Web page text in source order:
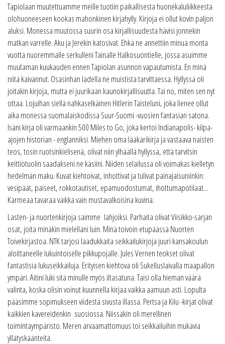
Tapiolaan muutettuamme meille tuotiin paikallisesta huonekaluliikkeestä
olohuoneeseen kookas mahonkinen kirjahylly. Kirjoja ei ollut kovin paljon
aluksi. Monessa muutossa suurin osa kirjallisuudesta hävisi jonnekin
matkan varrelle. Aku ja Jerekin katosivat. Ehkä ne annettiin minua monta
vuotta nuoremmalle serkulleni Tainalle Halkosuontielle, jossa asuimme
muutaman kuukauden ennen Tapiolan asunnon vapautumista. En minä
niitä kaivannut. Osasinhan ladella ne muistista tarvittaessa. Hyllyssä oli
joitakin kirjoja, mutta ei juurikaan kaunokirjallisuutta. Tai no, miten sen nyt
ottaa. Lojuihan siellä nahkaselkäinen Hitlerin Taisteluni, joka lienee ollut
aika monessa suomalaiskodissa Suur-Suomi -vuosien fantasian satona.
Isäni kirja oli varmaankin 500 Miles to Go, joka kertoi Indianapolis- kilpa-
ajojen historian - englanniksi. Miehen oma lääkärikirja ja vastaava naisten
teos, tosin ruotsinkielisenä, olivat niin ylhäällä hyllyssä, että tarvitsin
keittiötuolin saadakseni ne käsiini. Niiden selailussa oli voimakas kielletyn
hedelmän maku. Kuvat kiehtoivat, inhottivat ja tulivat painajaisuniinkin:
vesipäät, paiseet, rokkotautiset, epämuodostumat, ihottumapotilaat...
Karmeaa tavaraa vaikka vain mustavalkoisina kuvina.
Lasten- ja nuortenkirjoja saimme lahjoiksi. Parhaita olivat Viisikko-sarjan
osat, joita minäkin mielelläni luin. Minä toivoin etupäässä Nuorten
Toivekirjastoa. NTK tarjosi laadukkaita seikkailukirjoja juuri kansakoulun
aloittaneelle lukuintoiselle pikkupojalle. Jules Vernen teokset olivat
fantastisia lukuseikkailuja. Erityisen kiehtova oli Sukelluslaivalla maapallon
ympäri. Äitini luki sitä minulle myös iltasatuna. Taisi olla hieman väärä
valinta, koska olisin voinut kuunnella kirjaa vaikka aamuun asti. Lopulta
pääsimme sopimukseen viidestä sivusta illassa. Pertsa ja Kilu -kirjat olivat
kaikkien kavereidenkin suosiossa. Niissäkin oli merellinen
toimintaympäristö. Meren arvaamattomuus toi seikkailuihin mukavia
yllätyskäänteitä.